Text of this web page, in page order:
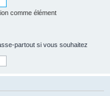
comme élément
partout si vous souhaitez